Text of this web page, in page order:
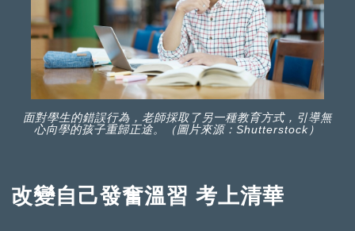
面對學生的錯誤行為，老師採取了另一種教育方式，引導無
心向學的孩子重歸正途。（圖片來源：Shutterstock）
改變自己發奮溫習 考上清華